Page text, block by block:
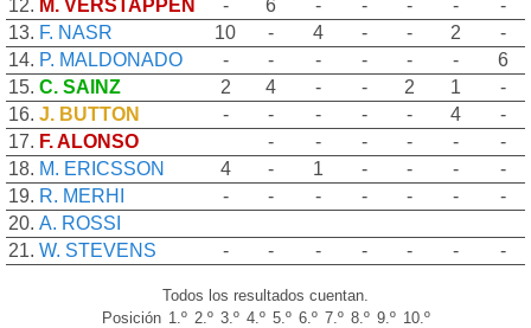
12. M. VERSTAPPEN - 6 - - - -
-
13. F. NASR 10 - 4 - - 2
-
14. P. MALDONADO - - - - - -
6
15. C. SAINZ 2 4 - - 2 1
-
16. J. BUTTON - - - - - 4
-
17. F. ALONSO - - - - -
-
18. M. ERICSSON 4 - 1 - - -
-
19. R. MERHI - - - - - -
-
20. A. ROSSI
21. W. STEVENS - - - - - - -
Todos los resultados cuentan.
Posición 1.º 2.º 3.º 4.º 5.º 6.º 7.º 8.º 9.º 10.º